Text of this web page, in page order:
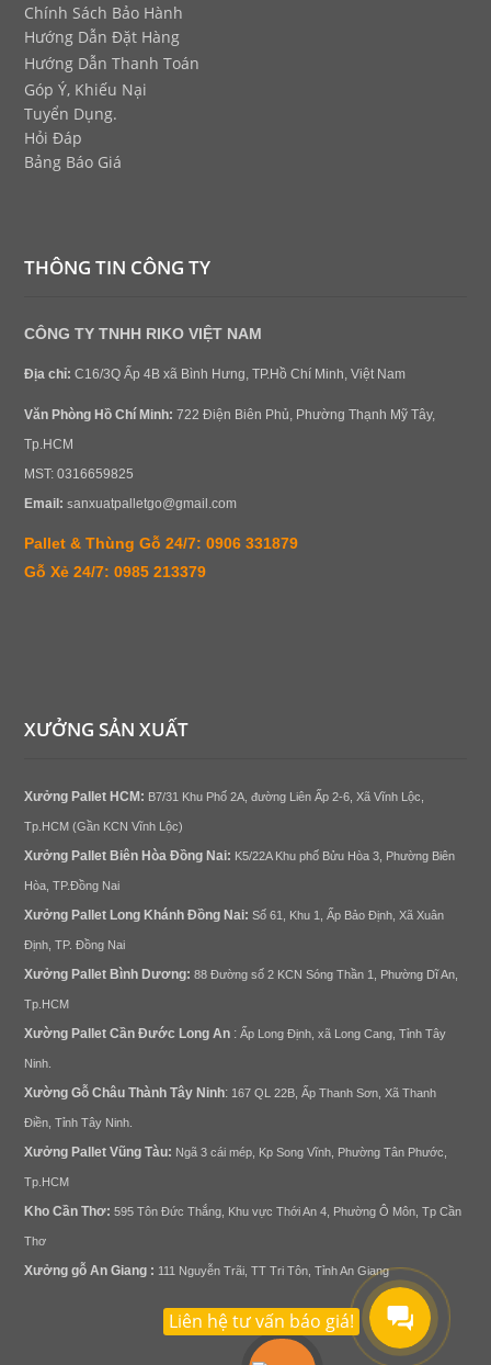
Chính Sách Bảo Hành
Hướng Dẫn Đặt Hàng
Hướng Dẫn Thanh Toán
Góp Ý, Khiếu Nại
Tuyển Dụng.
Hỏi Đáp
Bảng Báo Giá
THÔNG TIN CÔNG TY
CÔNG TY TNHH RIKO VIỆT NAM
Địa chỉ: C16/3Q Ấp 4B xã Bình Hưng, TP.Hồ Chí Minh, Việt Nam
Văn Phòng Hồ Chí Minh: 722 Điện Biên Phủ, Phường Thạnh Mỹ Tây,
Tp.HCM
MST: 0316659825
Email:sanxuatpalletgo@gmail.com
Pallet & Thùng Gỗ 24/7: 0906 331879
Gỗ Xẻ 24/7: 0985 213379
XƯỞNG SẢN XUẤT
Xưởng Pallet HCM: B7/31 Khu Phố 2A, đường Liên Ấp 2-6, Xã Vĩnh Lộc,
Tp.HCM (Gần KCN Vĩnh Lộc)
Xưởng Pallet Biên HòaĐồng Nai: K5/22A Khu phố Bửu Hòa 3, Phường Biên
Hòa, TP.Đồng Nai
Xưởng Pallet Long Khánh Đồng Nai: Số 61, Khu 1, Ấp Bảo Định, Xã Xuân
Định, TP. Đồng Nai
Xưởng Pallet Bình Dương:88 Đường số 2 KCN Sóng Thần 1, Phường Dĩ An,
Tp.HCM
Xường Pallet Cần Đước Long An :Ấp Long Định, xã Long Cang, Tỉnh Tây
Ninh.
Xường Gỗ Châu Thành Tây Ninh: 167 QL 22B, Ấp Thanh Sơn, Xã Thanh
Điền, Tỉnh Tây Ninh.
Xưởng Pallet Vũng Tàu: Ngã 3 cái mép, Kp Song Vĩnh, Phường Tân Phước,
Tp.HCM
Kho Cần Thơ:595 Tôn Đức Thắng, Khu vực Thới An 4, Phường Ô Môn, Tp Cần
Thơ
Xưởng gỗ An Giang : 111 Nguyễn Trãi, TT Tri Tôn, Tỉnh An Giang
Liên hệ tư vấn báo giá!